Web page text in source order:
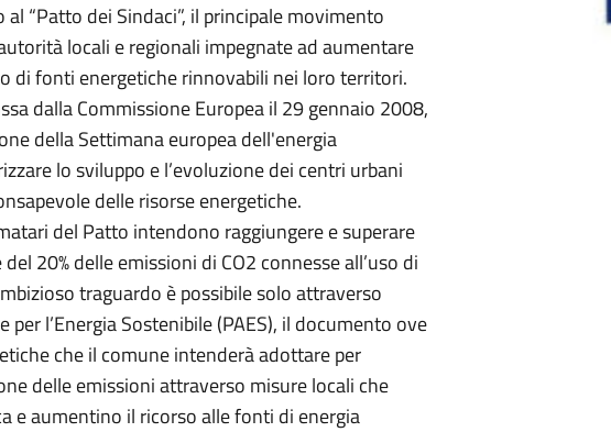
“Patto dei Sindaci”, il principale movimento
locali e regionali impegnate ad aumentare
di fonti energetiche rinnovabili nei loro territori.
dalla Commissione Europea il 29 gennaio 2008,
della Settimana europea dell'energia
lo sviluppo e l’evoluzione dei centri urbani
delle risorse energetiche.
del Patto intendono raggiungere e superare
20% delle emissioni di CO2 connesse all’uso di
traguardo è possibile solo attraverso
per l’Energia Sostenibile (PAES), il documento ove
che il comune intenderà adottare per
delle emissioni attraverso misure locali che
e aumentino il ricorso alle fonti di energia